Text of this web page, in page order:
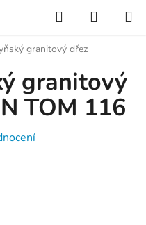
Hledat
KOŠÍK
granitový dřez
granitový
TOM 116